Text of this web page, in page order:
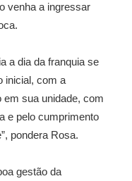
venha a ingressar
a dia da franquia se
inicial, com a
em sua unidade, com
e pelo cumprimento
pondera Rosa.
gestão da